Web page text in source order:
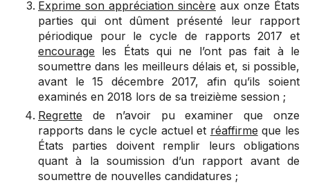
Exprime son appréciation sincère aux onze États
parties qui ont dûment présenté leur rapport
périodique pour le cycle de rapports 2017 et
encourage les États qui ne l’ont pas fait à le
soumettre dans les meilleurs délais et, si possible,
avant le 15 décembre 2017, afin qu’ils soient
examinés en 2018 lors de sa treizième session ;
Regrette de n’avoir pu examiner que onze
rapports dans le cycle actuel et réaffirme que les
États parties doivent remplir leurs obligations
quant à la soumission d’un rapport avant de
soumettre de nouvelles candidatures ;